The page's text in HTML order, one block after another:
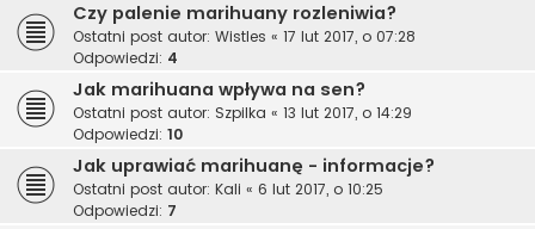
Czy palenie marihuany rozleniwia?
Ostatni post autor: Wistles « 17 lut 2017, o 07:28
Odpowiedzi: 4
Jak marihuana wpływa na sen?
Ostatni post autor: Szpilka « 13 lut 2017, o 14:29
Odpowiedzi: 10
Jak uprawiać marihuanę - informacje?
Ostatni post autor: Kali « 6 lut 2017, o 10:25
Odpowiedzi: 7